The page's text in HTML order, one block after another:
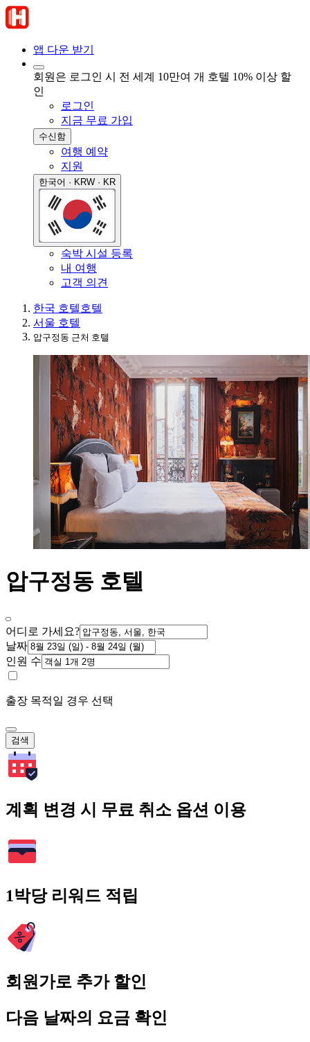
앱 다운 받기
회원은 로그인 시 전 세계 10만여 개 호텔 10% 이상 할
인
로그인
지금 무료 가입
수신함
여행 예약
지원
한국어 · KRW · KR
숙박 시설 등록
내 여행
고객 의견
한국 호텔호텔
서울 호텔
압구정동 근처 호텔
압구정동 호텔
어디로 가세요?
날짜
인원 수
출장 목적일 경우 선택
검색
계획 변경 시 무료 취소 옵션 이용
1박당 리워드 적립
회원가로 추가 할인
다음 날짜의 요금 확인